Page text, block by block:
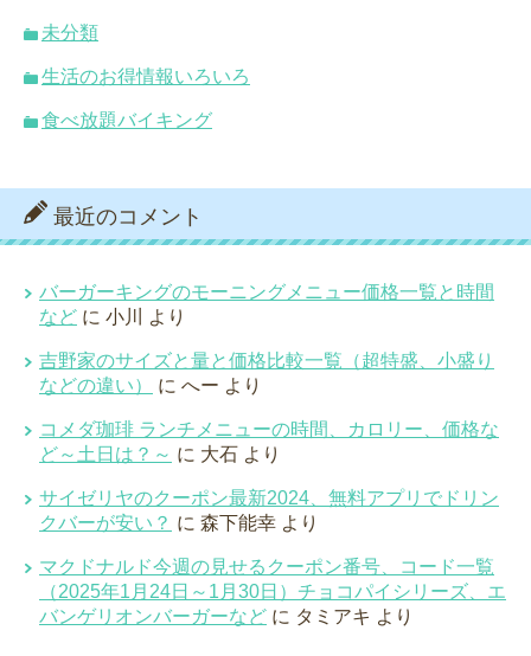
未分類
生活のお得情報いろいろ
食べ放題バイキング
最近のコメント
バーガーキングのモーニングメニュー価格一覧と時間
など に 小川 より
吉野家のサイズと量と価格比較一覧（超特盛、小盛り
などの違い）
に へー より
コメダ珈琲 ランチメニューの時間、カロリー、価格な
ど～土日は？～ に 大石 より
サイゼリヤのクーポン最新2024、無料アプリでドリン
クバーが安い？ に 森下能幸 より
マクドナルド今週の見せるクーポン番号、コード一覧
（2025年1月24日～1月30日）チョコパイシリーズ、エ
バンゲリオンバーガーなど に タミアキ より